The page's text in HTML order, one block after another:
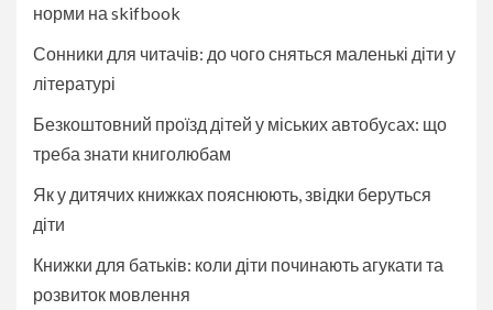
норми на skifbook
Сонники для читачів: до чого сняться маленькі діти у
літературі
Безкоштовний проїзд дітей у міських автобуcах: що
треба знати книголюбам
Як у дитячих книжках пояснюють, звідки беруться
діти
Книжки для батьків: коли діти починають агукати та
розвиток мовлення